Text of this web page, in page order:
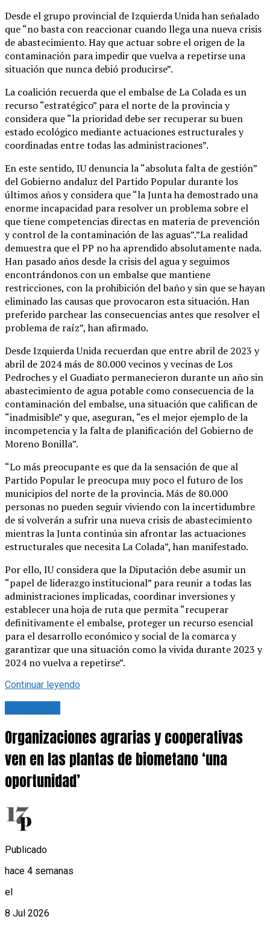
Desde el grupo provincial de Izquierda Unida han señalado
que “no basta con reaccionar cuando llega una nueva crisis
de abastecimiento. Hay que actuar sobre el origen de la
contaminación para impedir que vuelva a repetirse una
situación que nunca debió producirse”.
La coalición recuerda que el embalse de La Colada es un
recurso “estratégico” para el norte de la provincia y
considera que “la prioridad debe ser recuperar su buen
estado ecológico mediante actuaciones estructurales y
coordinadas entre todas las administraciones”.
En este sentido, IU denuncia la “absoluta falta de gestión”
del Gobierno andaluz del Partido Popular durante los
últimos años y considera que “la Junta ha demostrado una
enorme incapacidad para resolver un problema sobre el
que tiene competencias directas en materia de prevención
y control de la contaminación de las aguas”.”La realidad
demuestra que el PP no ha aprendido absolutamente nada.
Han pasado años desde la crisis del agua y seguimos
encontrándonos con un embalse que mantiene
restricciones, con la prohibición del baño y sin que se hayan
eliminado las causas que provocaron esta situación. Han
preferido parchear las consecuencias antes que resolver el
problema de raíz”, han afirmado.
Desde Izquierda Unida recuerdan que entre abril de 2023 y
abril de 2024 más de 80.000 vecinos y vecinas de Los
Pedroches y el Guadiato permanecieron durante un año sin
abastecimiento de agua potable como consecuencia de la
contaminación del embalse, una situación que califican de
“inadmisible” y que, aseguran, “es el mejor ejemplo de la
incompetencia y la falta de planificación del Gobierno de
Moreno Bonilla”.
“Lo más preocupante es que da la sensación de que al
Partido Popular le preocupa muy poco el futuro de los
municipios del norte de la provincia. Más de 80.000
personas no pueden seguir viviendo con la incertidumbre
de si volverán a sufrir una nueva crisis de abastecimiento
mientras la Junta continúa sin afrontar las actuaciones
estructurales que necesita La Colada”, han manifestado.
Por ello, IU considera que la Diputación debe asumir un
“papel de liderazgo institucional” para reunir a todas las
administraciones implicadas, coordinar inversiones y
establecer una hoja de ruta que permita “recuperar
definitivamente el embalse, proteger un recurso esencial
para el desarrollo económico y social de la comarca y
garantizar que una situación como la vivida durante 2023 y
2024 no vuelva a repetirse”.
Continuar leyendo
Organizaciones agrarias y cooperativas
ven en las plantas de biometano ‘una
oportunidad’
Publicado
hace 4 semanas
el
8 Jul 2026